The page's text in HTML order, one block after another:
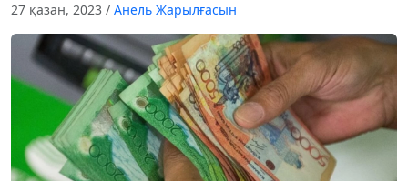
27 қазан, 2023 / Анель Жарылғасын